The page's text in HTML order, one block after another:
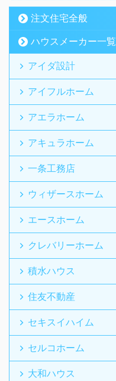
注文住宅全般
ハウスメーカー一覧
アイダ設計
アイフルホーム
アエラホーム
アキュラホーム
一条工務店
ウィザースホーム
エースホーム
クレバリーホーム
積水ハウス
住友不動産
セキスイハイム
セルコホーム
大和ハウス